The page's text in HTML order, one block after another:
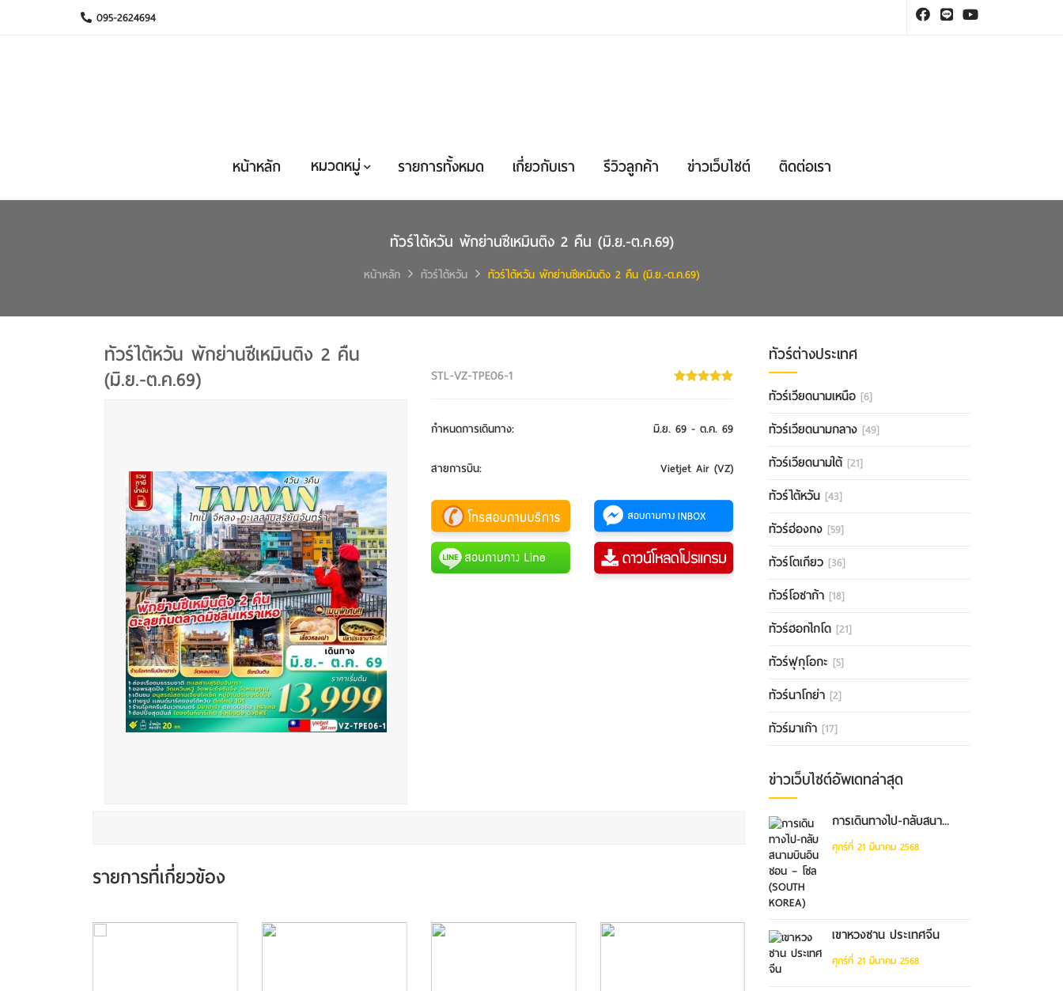
095-2624694
หน้าหลัก หมวดหมู่ รายการทั้งหมด เกี่ยวกับเรา รีวิวลูกค้า ข่าวเว็บไซต์ ติดต่อเรา
ทัวร์ไต้หวัน พักย่านซีเหมินติง 2 คืน (มิ.ย.-ต.ค.69)
หน้าหลัก ทัวร์ไต้หวัน ทัวร์ไต้หวัน พักย่านซีเหมินติง 2 คืน (มิ.ย.-ต.ค.69)
ทัวร์ไต้หวัน พักย่านซีเหมินติง 2 คืน
(มิ.ย.-ต.ค.69)
STL-VZ-TPE06-1
กำหนดการเดินทาง: มิ.ย. 69 - ต.ค. 69
สายการบิน: Vietjet Air (VZ)
รายการที่เกี่ยวข้อง
ทัวร์ต่างประเทศ
ทัวร์เวียดนามเหนือ [6]
ทัวร์เวียดนามกลาง [49]
ทัวร์เวียดนามใต้ [21]
ทัวร์ไต้หวัน [43]
ทัวร์ฮ่องกง [59]
ทัวร์โตเกียว [36]
ทัวร์โอซาก้า [18]
ทัวร์ฮอกไกโด [21]
ทัวร์ฟุกุโอกะ [5]
ทัวร์นาโกย่า [2]
ทัวร์มาเก๊า [17]
ข่าวเว็บไซต์อัพเดทล่าสุด
การเดินทางไป-กลับสนา...
ศุกร์ที่ 21 มีนาคม 2568
เขาหวงซาน ประเทศจีน
ศุกร์ที่ 21 มีนาคม 2568